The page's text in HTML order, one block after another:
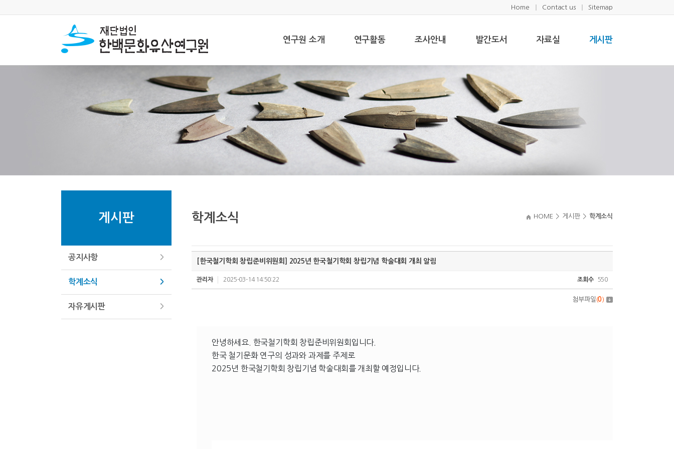
Home Contact us Sitemap
연구원 소개 연구활동 조사안내 발간도서 자료실 게시판
게시판
공지사항
학계소식
자유게시판
학계소식 HOME > 게시판 > 학계소식
[한국철기학회 창립준비위원회] 2025년 한국철기학회 창립기념 학술대회 개최 알림
관리자 2025-03-14 14:50:22 조회수 550
첨부파일 (0)
안녕하세요. 한국철기학회 창립준비위원회입니다.
한국 철기문화 연구의 성과와 과제를 주제로
2025년 한국철기학회 창립기념 학술대회를 개최할 예정입니다.